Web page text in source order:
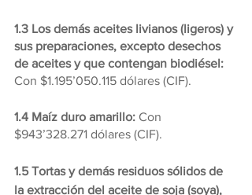
1.3 Los demás aceites livianos (ligeros) y
sus preparaciones, excepto desechos
de aceites y que contengan biodiésel:
Con $1.195’050.115 dólares (CIF).
1.4 Maíz duro amarillo: Con
$943’328.271 dólares (CIF).
1.5 Tortas y demás residuos sólidos de
la extracción del aceite de soja (soya),